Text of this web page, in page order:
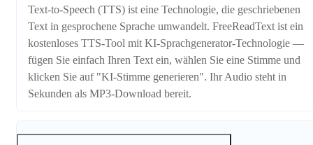
Text-to-Speech (TTS) ist eine Technologie, die geschriebenen
Text in gesprochene Sprache umwandelt. FreeReadText ist ein
kostenloses TTS-Tool mit KI-Sprachgenerator-Technologie —
fügen Sie einfach Ihren Text ein, wählen Sie eine Stimme und
klicken Sie auf "KI-Stimme generieren". Ihr Audio steht in
Sekunden als MP3-Download bereit.